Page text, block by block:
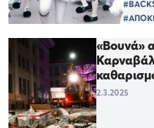
«Βουνά»
2.3.2025